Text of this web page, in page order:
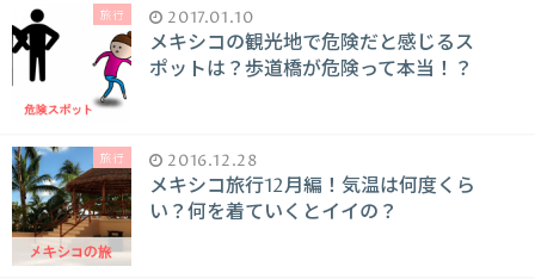
旅行 2017.01.10
メキシコの観光地で危険だと感じるス
ポットは？歩道橋が危険って本当！？
旅行 2016.12.28
メキシコ旅行12月編！気温は何度くら
い？何を着ていくとイイの？